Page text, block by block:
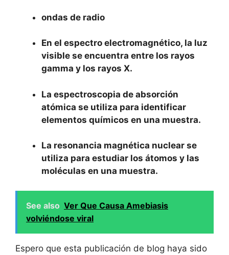
ondas de radio
En el espectro electromagnético, la luz
visible se encuentra entre los rayos
gamma y los rayos X.
La espectroscopia de absorción
atómica se utiliza para identificar
elementos químicos en una muestra.
La resonancia magnética nuclear se
utiliza para estudiar los átomos y las
moléculas en una muestra.
See also Ver Que Causa Amebiasis
volviéndose viral
Espero que esta publicación de blog haya sido